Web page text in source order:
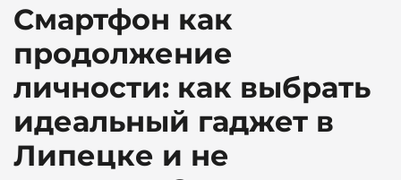
Смартфон как
продолжение
личности: как выбрать
идеальный гаджет в
Липецке и не